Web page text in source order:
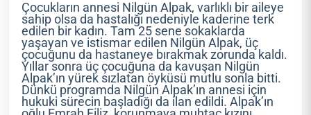
Çocukların annesi Nilgün Alpak, varlıklı bir aileye
sahip olsa da hastalığı nedeniyle kaderine terk
edilen bir kadın. Tam 25 sene sokaklarda
yaşayan ve istismar edilen Nilgün Alpak, üç
çocuğunu da hastaneye bırakmak zorunda kaldı.
Yıllar sonra üç çocuğuna da kavuşan Nilgün
Alpak’ın yürek sızlatan öyküsü mutlu sonla bitti.
Dünkü programda Nilgün Alpak’ın annesi için
hukuki sürecin başladığı da ilan edildi. Alpak’ın